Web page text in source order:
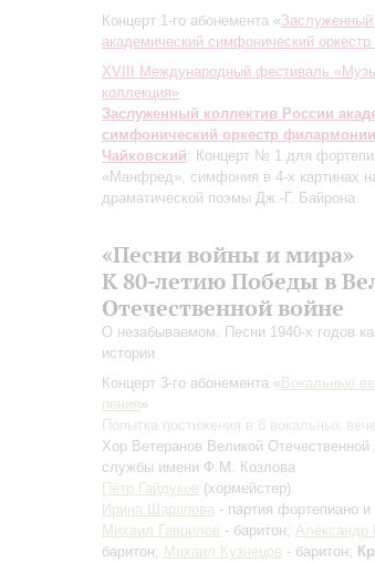
Концерт 1-го абонемента «Заслуженный
академический симфонический
XVIII Международный фестиваль
коллекция»
Заслуженный коллектив России
симфонический оркестр филармонии
Чайковский: Концерт № 1 для
«Манфред», симфония в 4-х картинах
драматической поэмы Дж.-Г. Байрона
«Песни войны и мира»
К 80-летию Победы в
Отечественной войне
О незабываемом. Песни 1940-х годов
истории
Концерт 3-го абонемента « Вокальные
пения»
Попытка постижения в 8 вокальных
Хор Ветеранов Великой Отечественной
службы имени Ф.М. Козлова
Пётр Гайдуков (хормейстер)
Ирина Шарапова - партия фортепиано и
Михаил Гаврилов - баритон; Александр
баритон; Михаил Кузнецов - баритон;